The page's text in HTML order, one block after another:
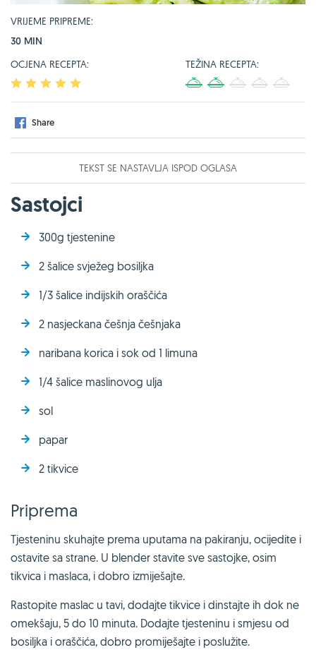
VRIJEME PRIPREME:
30 MIN
OCJENA RECEPTA:
2 3 4
TEŽINA RECEPTA:
4
Share
TEKST SE NASTAVLJA ISPOD OGLASA
Sastojci
300g tjestenine
2 šalice svježeg bosiljka
1/3 šalice indijskih oraščića
2 nasjeckana češnja češnjaka
naribana korica i sok od 1 limuna
1/4 šalice maslinovog ulja
sol
papar
2 tikvice
Priprema
Tjesteninu skuhajte prema uputama na pakiranju, ocijedite i
ostavite sa strane. U blender stavite sve sastojke, osim
tikvica i maslaca, i dobro izmiješajte.
Rastopite maslac u tavi, dodajte tikvice i dinstajte ih dok ne
omekšaju, 5 do 10 minuta. Dodajte tjesteninu i smjesu od
bosiljka i oraščića, dobro promiješajte i poslužite.